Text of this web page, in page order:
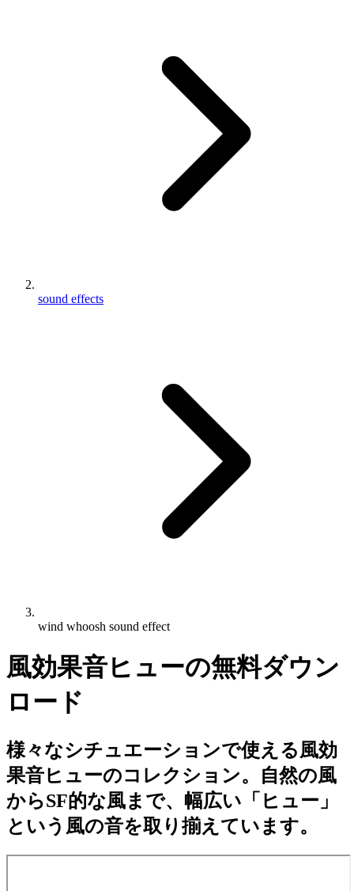
sound effects
wind whoosh sound effect
風効果音ヒューの無料ダウン
ロード
様々なシチュエーションで使える風効
果音ヒューのコレクション。自然の風
からSF的な風まで、幅広い「ヒュー」
という風の音を取り揃えています。